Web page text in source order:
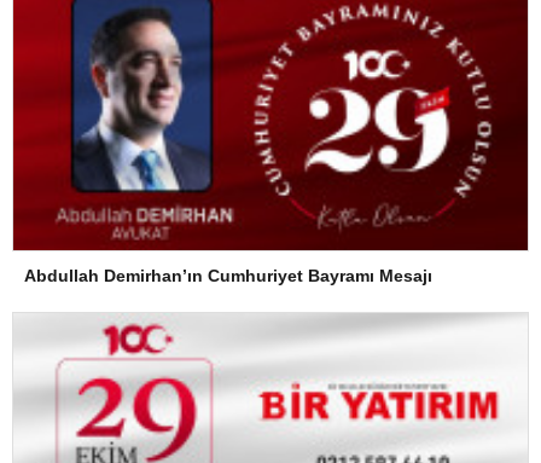
Abdullah Demirhan’ın Cumhuriyet Bayramı Mesajı